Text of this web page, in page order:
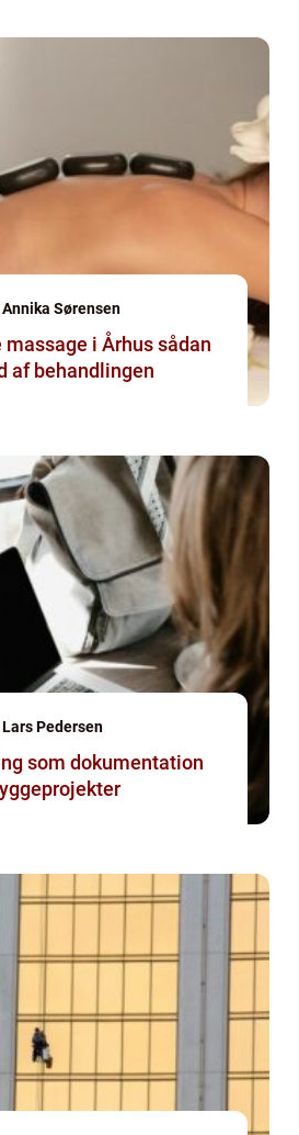
Annika Sørensen
i Århus sådan
af behandlingen
Lars Pedersen
som dokumentation